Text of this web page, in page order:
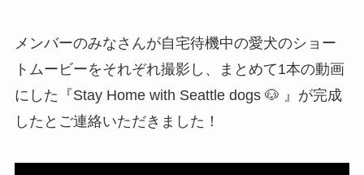
メンバーのみなさんが自宅待機中の愛犬のショー
トムービーをそれぞれ撮影し、まとめて1本の動画
にした『Stay Home with Seattle dogs 🐶 』が完成
したとご連絡いただきました！